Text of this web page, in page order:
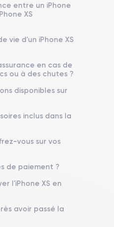
Système exploit.
iOS (iOS 16)
Poids
Résolution écran
2436 x 1125 pixels
2.24 GHz
entre un iPhone
XS
vie d'un iPhone XS
en cas de
ou à des chutes ?
disponibles sur
inclus dans la
vous sur vos
de paiement ?
l'iPhone XS en
avoir passé la